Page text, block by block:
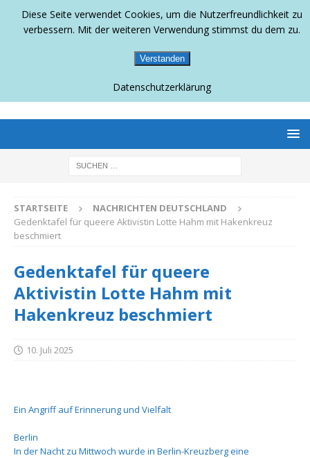
BERLINS SCHWULLESBISCHES MAGAZIN
STARTSEITE
NACHRICHTEN DEUTSCHLAND
Gedenktafel für queere Aktivistin Lotte Hahm mit Hakenkreuz
beschmiert
Gedenktafel für queere
Aktivistin Lotte Hahm mit
Hakenkreuz beschmiert
10. Juli 2025
Ein Angriff auf Erinnerung und Vielfalt
Berlin
In der Nacht zu Mittwoch wurde in Berlin-Kreuzberg eine
Diese Seite verwendet Cookies, um die Nutzerfreundlichkeit zu
verbessern. Mit der weiteren Verwendung stimmst du dem zu.
Verstanden
Datenschutzerklärung